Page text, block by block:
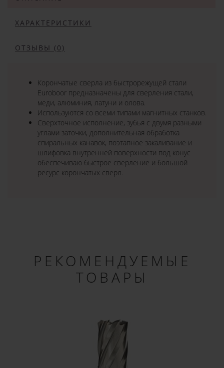
ХАРАКТЕРИСТИКИ
ОТЗЫВЫ (0)
Корончатые сверла из быстрорежущей стали
Euroboor предназначены для сверления стали,
меди, алюминия, латуни и олова.
Используются со всеми типами магнитных станков.
Сверхточное исполнение, зубья с двумя разными
углами заточки, дополнительная обработка
спиральных канавок, поэтапное закаливание и
шлифовка внутренней поверхности под конус
обеспечиваю быстрое сверление и большой
ресурс корончатых сверл.
РЕКОМЕНДУЕМЫЕ
ТОВАРЫ